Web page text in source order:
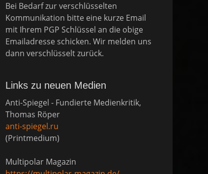
Bei Bedarf zur verschlüsselten
Kommunikation bitte eine kurze Email
mit Ihrem PGP Schlüssel an die obige
Emailadresse schicken. Wir melden uns
dann verschlüsselt zurück.
Links zu neuen Medien
Anti-Spiegel - Fundierte Medienkritik,
Thomas Röper
anti-spiegel.ru
(Printmedium)
Multipolar Magazin